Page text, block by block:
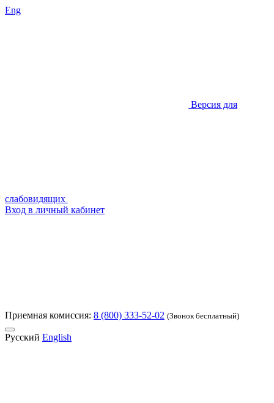
Eng
Версия для
слабовидящих
Вход в личный кабинет
Приемная комиссия: 8 (800) 333-52-02 (Звонок бесплатный)
Русский English